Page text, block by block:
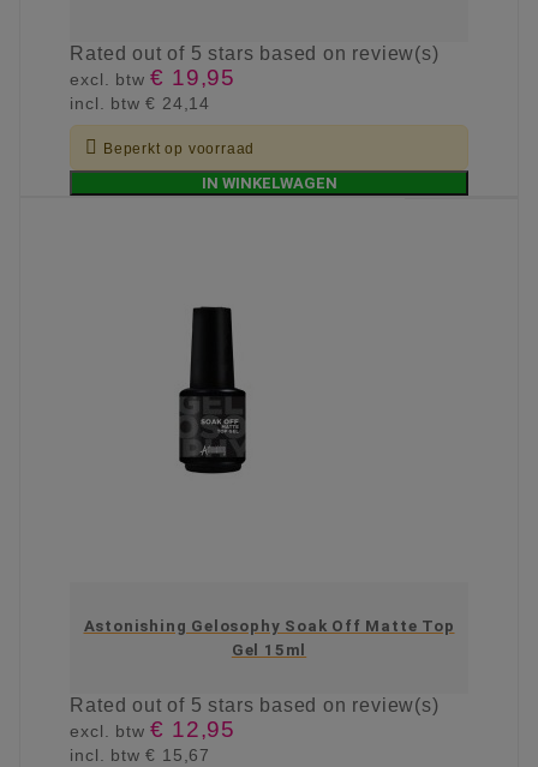
Ratedout of 5 stars based on review(s)
excl. btw€ 19,95
incl. btw€ 24,14
 Beperkt op voorraad
IN WINKELWAGEN
Astonishing Gelosophy Soak Off Matte Top
Gel 15ml
Ratedout of 5 stars based on review(s)
excl. btw€ 12,95
incl. btw€ 15,67